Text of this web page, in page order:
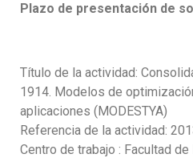
Plazo de presentación de
Título de la actividad:
1914. Modelos de
aplicaciones (MODESTYA)
Referencia de la actividad:
Centro de trabajo : Facultad